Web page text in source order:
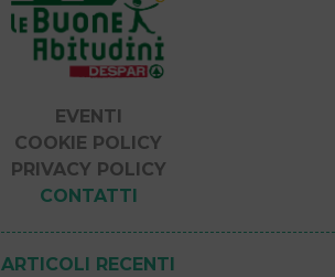
EVENTI
COOKIE POLICY
PRIVACY POLICY
CONTATTI
ARTICOLI RECENTI